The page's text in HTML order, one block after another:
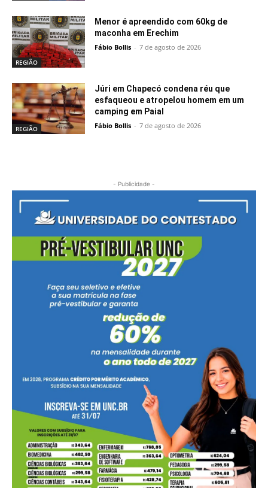
REGIÃO
Menor é apreendido com 60kg de
maconha em Erechim
Fábio Bollis - 7 de agosto de 2026
REGIÃO
Júri em Chapecó condena réu que
esfaqueou e atropelou homem em um
camping em Paial
Fábio Bollis - 7 de agosto de 2026
- Publicidade -